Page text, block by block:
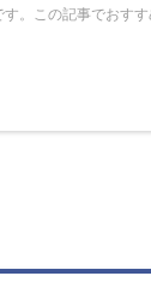
。この記事でおす